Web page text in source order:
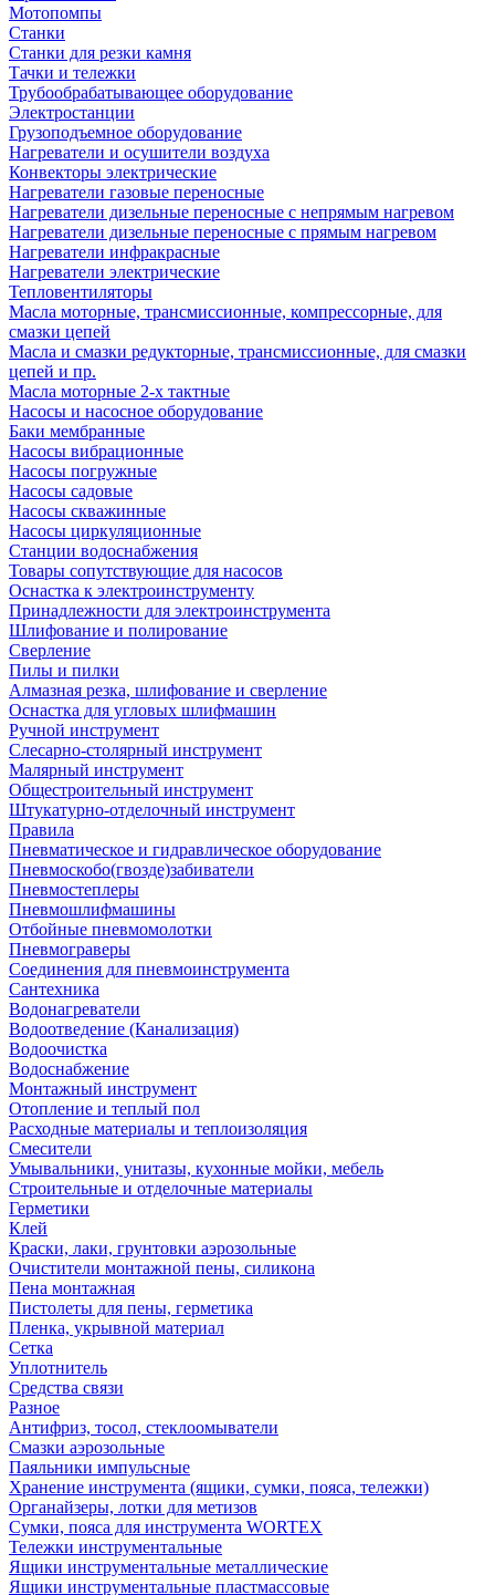
Мотопомпы
Станки
Станки для резки камня
Тачки и тележки
Трубообрабатывающее оборудование
Электростанции
Грузоподъемное оборудование
Нагреватели и осушители воздуха
Конвекторы электрические
Нагреватели газовые переносные
Нагреватели дизельные переносные с непрямым нагревом
Нагреватели дизельные переносные с прямым нагревом
Нагреватели инфракрасные
Нагреватели электрические
Тепловентиляторы
Масла моторные, трансмиссионные, компрессорные, для
смазки цепей
Масла и смазки редукторные, трансмиссионные, для смазки
цепей и пр.
Масла моторные 2-х тактные
Насосы и насосное оборудование
Баки мембранные
Насосы вибрационные
Насосы погружные
Насосы садовые
Насосы скважинные
Насосы циркуляционные
Станции водоснабжения
Товары сопутствующие для насосов
Оснастка к электроинструменту
Принадлежности для электроинструмента
Шлифование и полирование
Сверление
Пилы и пилки
Алмазная резка, шлифование и сверление
Оснастка для угловых шлифмашин
Ручной инструмент
Слесарно-столярный инструмент
Малярный инструмент
Общестроительный инструмент
Штукатурно-отделочный инструмент
Правила
Пневматическое и гидравлическое оборудование
Пневмоскобо(гвозде)забиватели
Пневмостеплеры
Пневмошлифмашины
Отбойные пневмомолотки
Пневмограверы
Соединения для пневмоинструмента
Сантехника
Водонагреватели
Водоотведение (Канализация)
Водоочистка
Водоснабжение
Монтажный инструмент
Отопление и теплый пол
Расходные материалы и теплоизоляция
Смесители
Умывальники, унитазы, кухонные мойки, мебель
Строительные и отделочные материалы
Герметики
Клей
Краски, лаки, грунтовки аэрозольные
Очистители монтажной пены, силикона
Пена монтажная
Пистолеты для пены, герметика
Пленка, укрывной материал
Сетка
Уплотнитель
Средства связи
Разное
Антифриз, тосол, стеклоомыватели
Смазки аэрозольные
Паяльники импульсные
Хранение инструмента (ящики, сумки, пояса, тележки)
Органайзеры, лотки для метизов
Сумки, пояса для инструмента WORTEX
Тележки инструментальные
Ящики инструментальные металлические
Ящики инструментальные пластмассовые